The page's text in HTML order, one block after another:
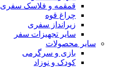
قمقمه و فلاسک سفری
چراغ قوه
زیرانداز سفری
سایر تجهیزات سفر
سایر محصولات
بازی و سرگرمی
کودک و نوزاد